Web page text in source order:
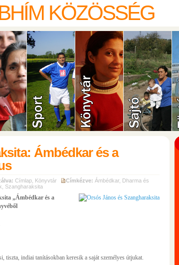
KÖZÖSSÉG
Ámbédkar és a
Címlap Könyvtár Címkézve: Ámbédkar, Dharma és
Szangharaksita
„Ámbédkar és a
tiszta, indiai tanításokban keresik a saját személyes útjukat.